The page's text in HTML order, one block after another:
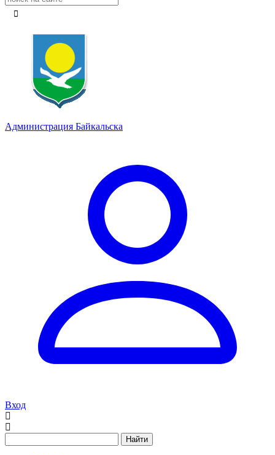
Администрация Байкальска
Вход
Найти